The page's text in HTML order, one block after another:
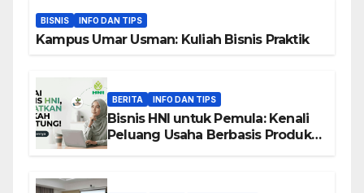
BISNIS INFO DAN TIPS
Kampus Umar Usman: Kuliah Bisnis Praktik
BERITA INFO DAN TIPS
Bisnis HNI untuk Pemula: Kenali
Peluang Usaha Berbasis Produk,